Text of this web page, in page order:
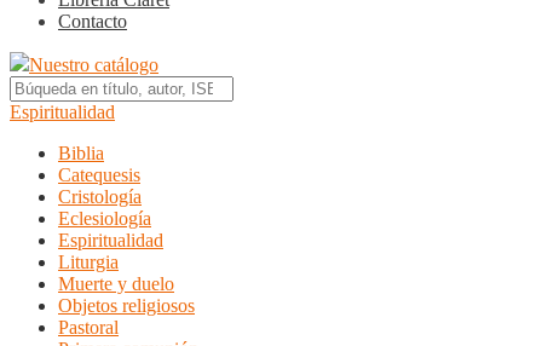
Contacto
Nuestro catálogo
Espiritualidad
Biblia
Catequesis
Cristología
Eclesiología
Espiritualidad
Liturgia
Muerte y duelo
Objetos religiosos
Pastoral